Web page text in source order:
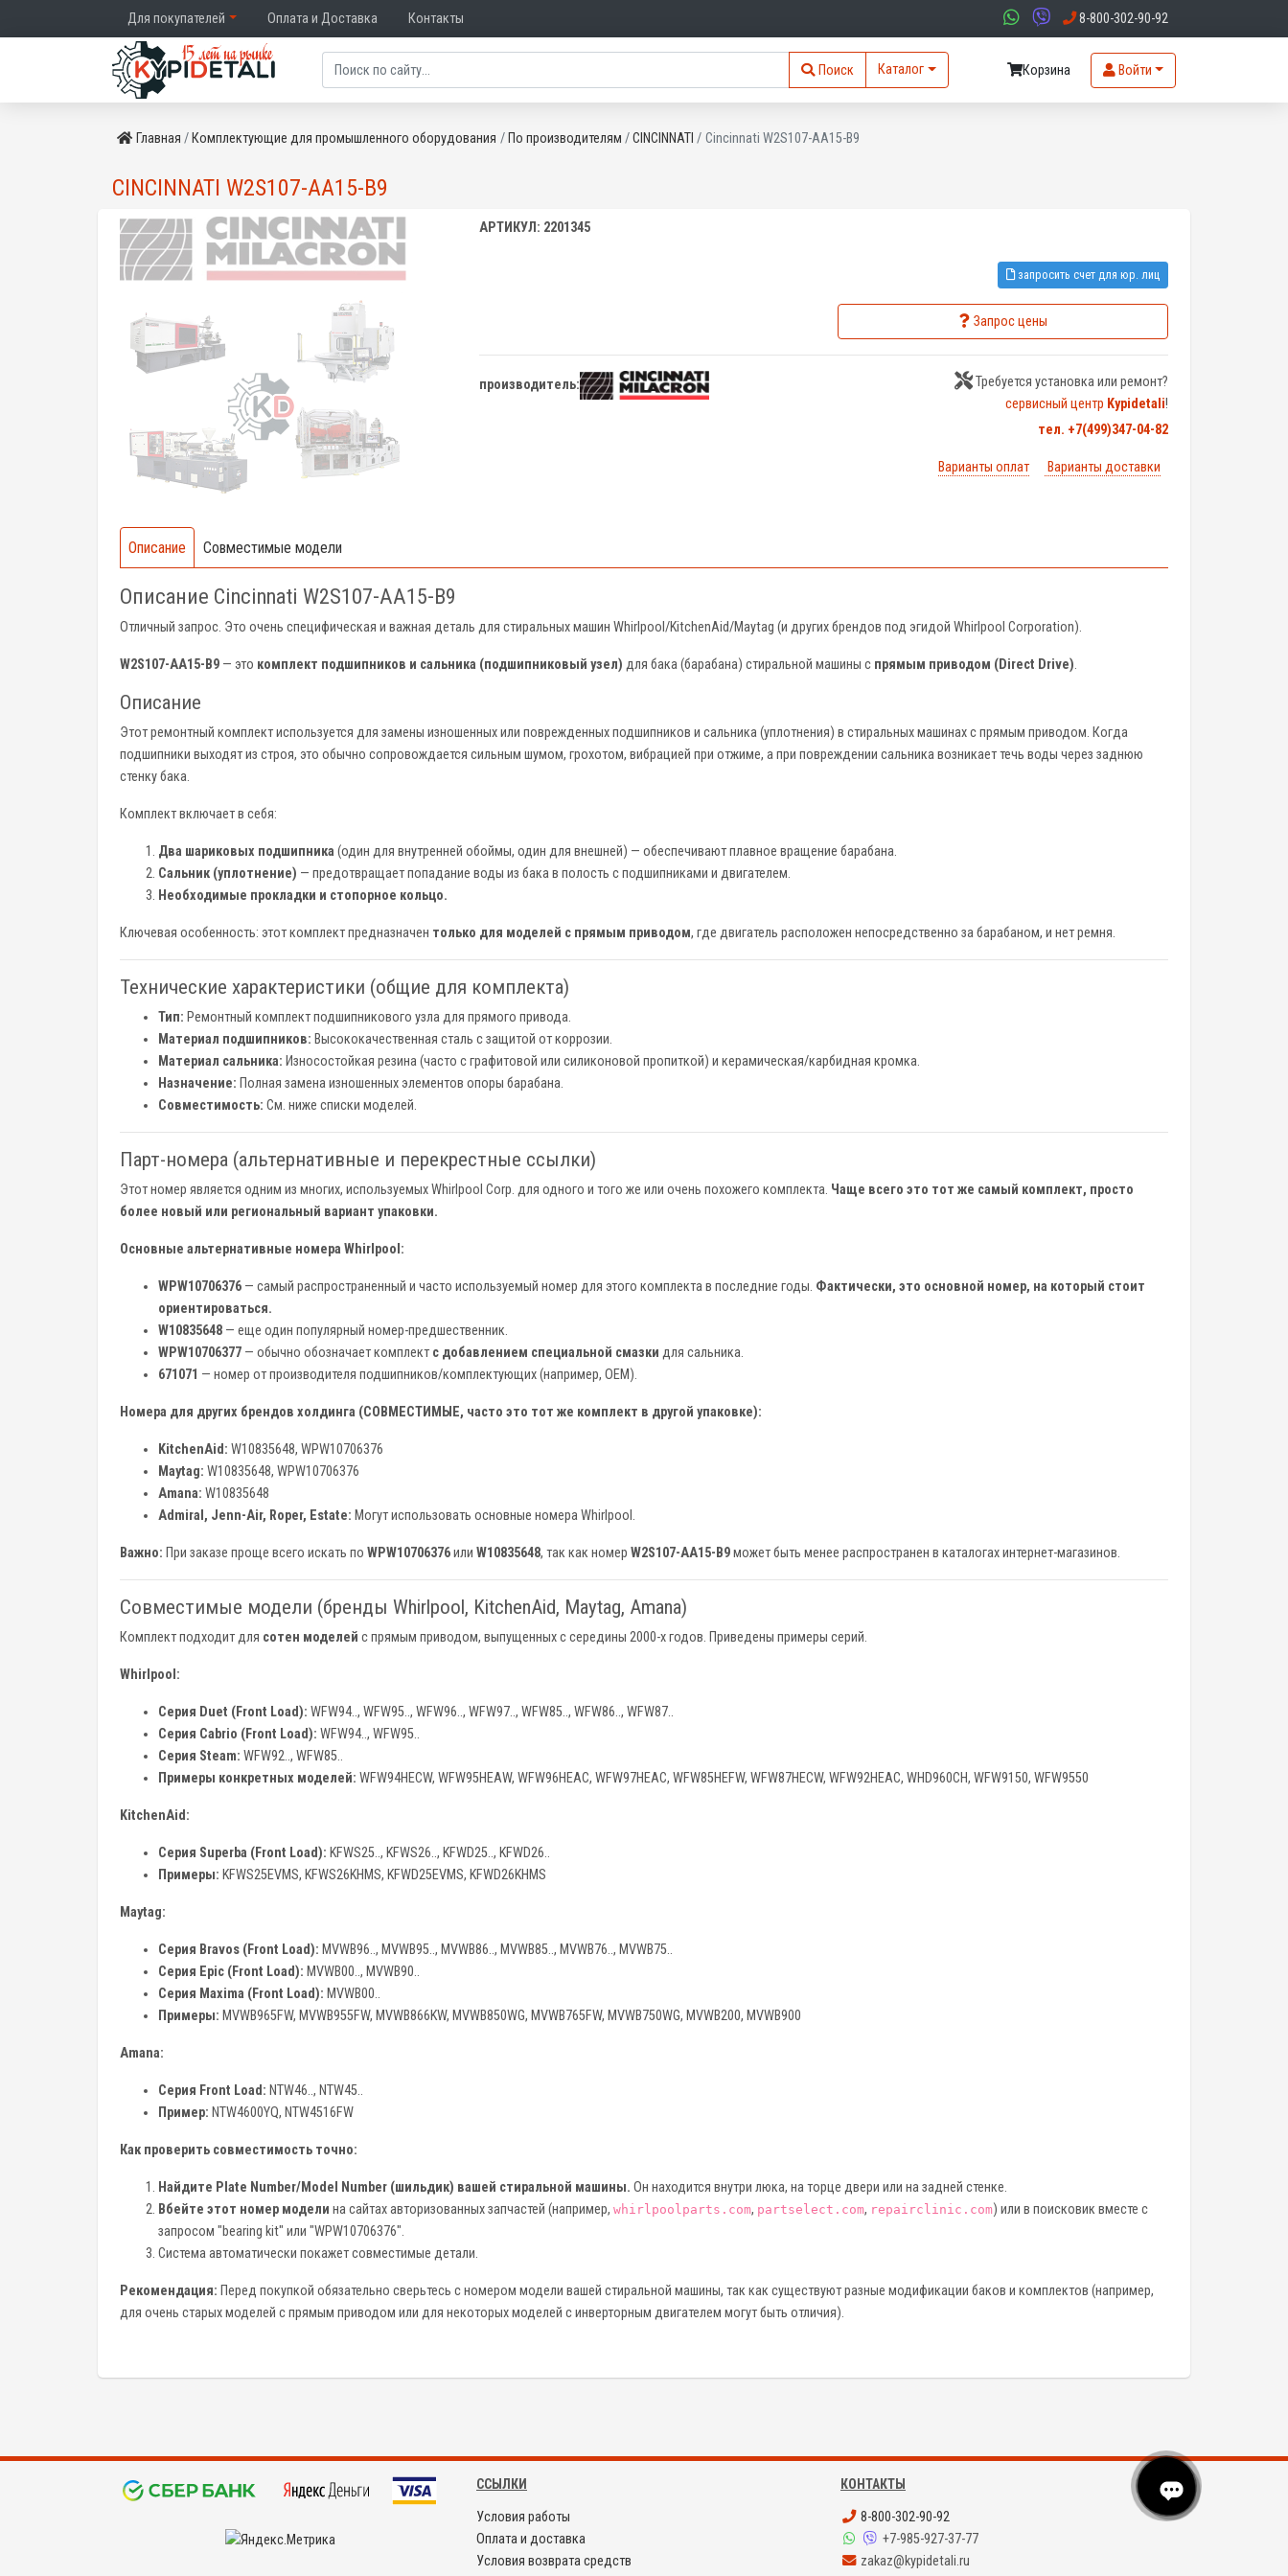
Для покупателей Оплата и Доставка Контакты 8-800-302-90-92
Поиск Каталог Корзина Войти
Главная Комплектующие для промышленного оборудования По производителям CINCINNATI Cincinnati W2S107-AA15-B9
CINCINNATI W2S107-AA15-B9
АРТИКУЛ: 2201345
запросить счет для юр. лиц
Запрос цены
производитель:
Требуется установка или ремонт?
сервисный центр Kypidetali!
тел. +7(499)347-04-82
Варианты оплат Варианты доставки
Описание Совместимые модели
Описание Cincinnati W2S107-AA15-B9
Отличный запрос. Это очень специфическая и важная деталь для стиральных машин Whirlpool/KitchenAid/Maytag (и других брендов под эгидой Whirlpool Corporation).
W2S107-AA15-B9 — это комплект подшипников и сальника (подшипниковый узел) для бака (барабана) стиральной машины с прямым приводом (Direct Drive).
Описание
Этот ремонтный комплект используется для замены изношенных или поврежденных подшипников и сальника (уплотнения) в стиральных машинах с прямым приводом. Когда
подшипники выходят из строя, это обычно сопровождается сильным шумом, грохотом, вибрацией при отжиме, а при повреждении сальника возникает течь воды через заднюю
стенку бака.
Комплект включает в себя:
Два шариковых подшипника (один для внутренней обоймы, один для внешней) — обеспечивают плавное вращение барабана.
Сальник (уплотнение) — предотвращает попадание воды из бака в полость с подшипниками и двигателем.
Необходимые прокладки и стопорное кольцо.
Ключевая особенность: этот комплект предназначен только для моделей с прямым приводом, где двигатель расположен непосредственно за барабаном, и нет ремня.
Технические характеристики (общие для комплекта)
Тип: Ремонтный комплект подшипникового узла для прямого привода.
Материал подшипников: Высококачественная сталь с защитой от коррозии.
Материал сальника: Износостойкая резина (часто с графитовой или силиконовой пропиткой) и керамическая/карбидная кромка.
Назначение: Полная замена изношенных элементов опоры барабана.
Совместимость: См. ниже списки моделей.
Парт-номера (альтернативные и перекрестные ссылки)
Этот номер является одним из многих, используемых Whirlpool Corp. для одного и того же или очень похожего комплекта. Чаще всего это тот же самый комплект, просто
более новый или региональный вариант упаковки.
Основные альтернативные номера Whirlpool:
WPW10706376 — самый распространенный и часто используемый номер для этого комплекта в последние годы. Фактически, это основной номер, на который стоит
ориентироваться.
W10835648 — еще один популярный номер-предшественник.
WPW10706377 — обычно обозначает комплект с добавлением специальной смазки для сальника.
671071 — номер от производителя подшипников/комплектующих (например, OEM).
Номера для других брендов холдинга (СОВМЕСТИМЫЕ, часто это тот же комплект в другой упаковке):
KitchenAid: W10835648, WPW10706376
Maytag: W10835648, WPW10706376
Amana: W10835648
Admiral, Jenn-Air, Roper, Estate: Могут использовать основные номера Whirlpool.
Важно: При заказе проще всего искать по WPW10706376или W10835648, так как номер W2S107-AA15-B9может быть менее распространен в каталогах интернет-магазинов.
Совместимые модели (бренды Whirlpool, KitchenAid, Maytag, Amana)
Комплект подходит для сотен моделей с прямым приводом, выпущенных с середины 2000-х годов. Приведены примеры серий.
Whirlpool:
Серия Duet (Front Load): WFW94.., WFW95.., WFW96.., WFW97.., WFW85.., WFW86.., WFW87..
Серия Cabrio (Front Load): WFW94.., WFW95..
Серия Steam: WFW92.., WFW85..
Примеры конкретных моделей: WFW94HECW, WFW95HEAW, WFW96HEAC, WFW97HEAC, WFW85HEFW, WFW87HECW, WFW92HEAC, WHD960CH, WFW9150, WFW9550
KitchenAid:
Серия Superba (Front Load): KFWS25.., KFWS26.., KFWD25.., KFWD26..
Примеры: KFWS25EVMS, KFWS26KHMS, KFWD25EVMS, KFWD26KHMS
Maytag:
Серия Bravos (Front Load): MVWB96.., MVWB95.., MVWB86.., MVWB85.., MVWB76.., MVWB75..
Серия Epic (Front Load): MVWB00.., MVWB90..
Серия Maxima (Front Load): MVWB00..
Примеры: MVWB965FW, MVWB955FW, MVWB866KW, MVWB850WG, MVWB765FW, MVWB750WG, MVWB200, MVWB900
Amana:
Серия Front Load: NTW46.., NTW45..
Пример: NTW4600YQ, NTW4516FW
Как проверить совместимость точно:
Найдите Plate Number/Model Number (шильдик) вашей стиральной машины. Он находится внутри люка, на торце двери или на задней стенке.
Вбейте этот номер модели на сайтах авторизованных запчастей (например, whirlpoolparts.com, partselect.com, repairclinic.com) или в поисковик вместе с
запросом "bearing kit" или "WPW10706376".
Система автоматически покажет совместимые детали.
Рекомендация: Перед покупкой обязательно сверьтесь с номером модели вашей стиральной машины, так как существуют разные модификации баков и комплектов (например,
для очень старых моделей с прямым приводом или для некоторых моделей с инверторным двигателем могут быть отличия).
ССЫЛКИ
Условия работы
Оплата и доставка
Условия возврата средств
КОНТАКТЫ
8-800-302-90-92
+7-985-927-37-77
zakaz@kypidetali.ru